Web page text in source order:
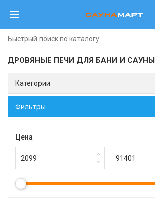
ДРОВЯНЫЕ ПЕЧИ ДЛЯ БАНИ И САУНЫ
Категории
Фильтры
Цена